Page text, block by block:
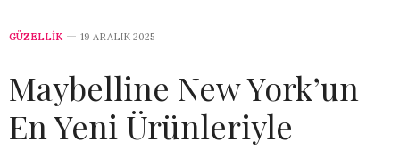
GÜZELLİK 19 ARALIK 2025
Maybelline New York’un
En Yeni Ürünleriyle